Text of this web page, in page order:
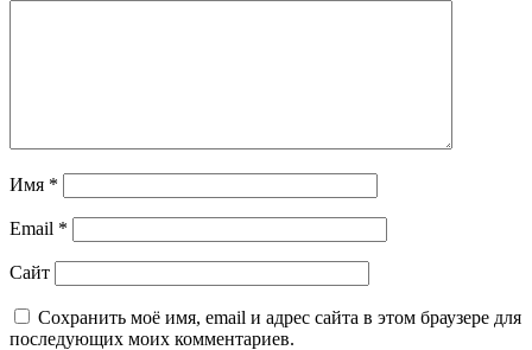
Имя *
Email *
Сайт
Сохранить моё имя, email и адрес сайта в этом браузере для
последующих моих комментариев.